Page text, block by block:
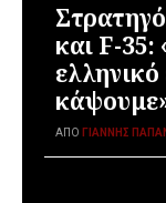
και F-35:
ΑΠΌ ΓΙΆΝΝΗΣ